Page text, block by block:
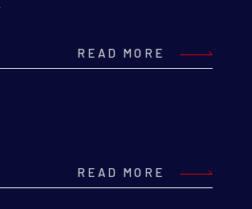
READ MORE
READ MORE